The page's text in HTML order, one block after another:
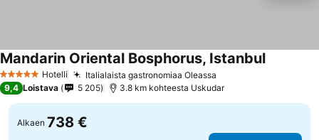
5 Tähtiluokitus
Hotelli Italialaista gastronomiaa Oleassa
Mandarin Oriental Bosphorus, Istanbul
9,4 Loistava 5 205 3.8 km kohteesta Uskudar
Alkaen 738 €